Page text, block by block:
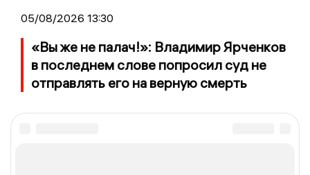
05/08/2026 13:30
«Вы же не палач!»: Владимир Ярченков
в последнем слове попросил суд не
отправлять его на верную смерть